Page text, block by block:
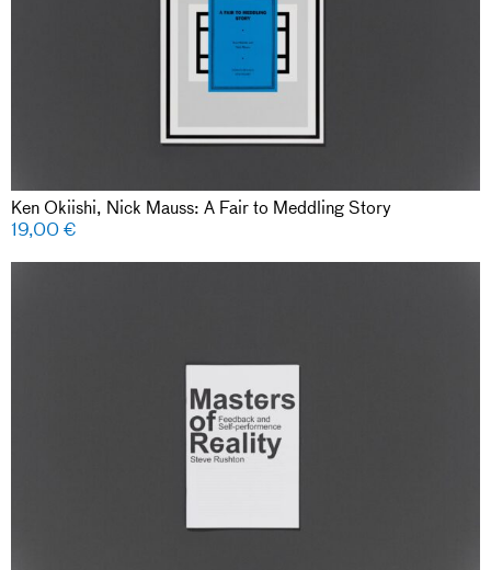
Ken Okiishi, Nick Mauss: A Fair to Meddling Story
19,00€